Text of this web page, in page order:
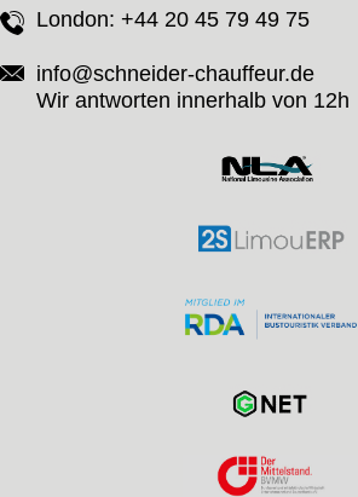
London: +44 20 45 79 49 75
info@schneider-chauffeur.de
Wir antworten innerhalb von 12h